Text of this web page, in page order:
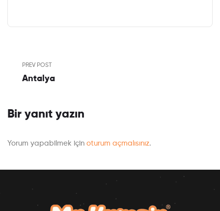
PREV POST
Antalya
Bir yanıt yazın
Yorum yapabilmek için oturum açmalısınız.